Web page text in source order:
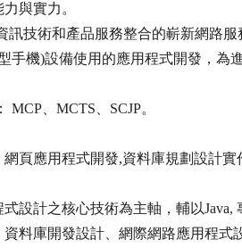
與實力。
訊技術和產品服務整合的嶄新網路服
手機)設備使用的應用程式開發，為
、MCTS、SCJP。
頁應用程式開發,資料庫規劃設計
設計之核心技術為主軸，輔以Java,
料庫開發設計、網際網路應用程式